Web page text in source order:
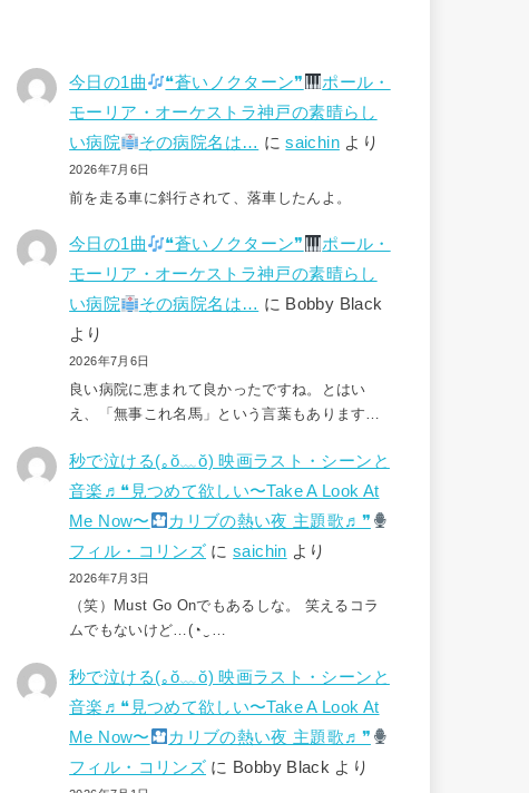
今日の1曲 ❝蒼いノクターン❞
ポール・
モーリア・オーケストラ神戸の素晴らし
い病院
その病院名は… にsaichinより
2026年7月6日
前を走る車に斜行されて、落車したんよ。
今日の1曲 ❝蒼いノクターン❞
ポール・
モーリア・オーケストラ神戸の素晴らし
い病院
その病院名は… に Bobby Black
より
2026年7月6日
良い病院に恵まれて良かったですね。とはい
え、「無事これ名馬」という言葉もあります…
秒で泣ける(⁠｡⁠ŏ⁠﹏⁠ŏ⁠) 映画ラスト・シーンと
音楽♬❝見つめて欲しい〜Take A Look At
Me Now〜
カリブの熱い夜 主題歌♬❞
フィル・コリンズ にsaichin より
2026年7月3日
（笑）Must Go Onでもあるしな。 笑えるコラ
ムでもないけど…(⁠◔⁠‿⁠…
秒で泣ける(⁠｡⁠ŏ⁠﹏⁠ŏ⁠) 映画ラスト・シーンと
音楽♬❝見つめて欲しい〜Take A Look At
Me Now〜
カリブの熱い夜 主題歌♬❞
フィル・コリンズ に Bobby Black より